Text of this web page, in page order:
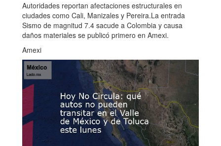
Autoridades reportan afectaciones estructurales en
ciudades como Cali, Manizales y Pereira.La entrada
Sismo de magnitud 7.4 sacude a Colombia y causa
daños materiales se publicó primero en Amexi.
Amexi